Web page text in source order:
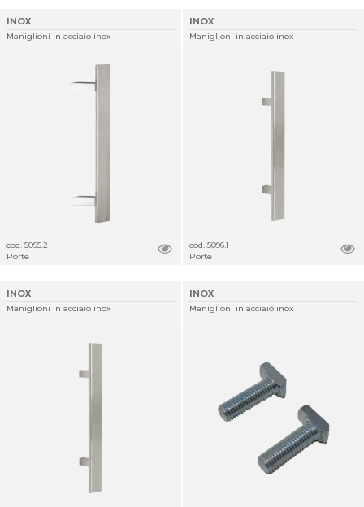
INOX
Maniglioni in acciaio inox
cod. 5095.2
Porte
INOX
Maniglioni in acciaio inox
cod. 5096.1
Porte
INOX
Maniglioni in acciaio inox
INOX
Maniglioni in acciaio inox